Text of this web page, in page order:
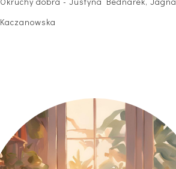
Kaczanowska